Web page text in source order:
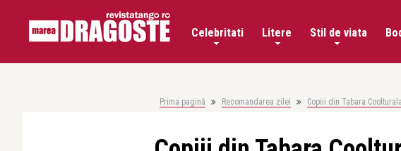
Celebritati Litere Stil de viata
Prima pagină Recomandarea zilei Copiii din Tabara